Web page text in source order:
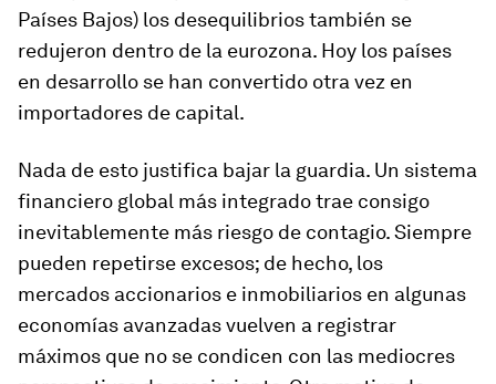
Países Bajos) los desequilibrios también se
redujeron dentro de la eurozona. Hoy los países
en desarrollo se han convertido otra vez en
importadores de capital.
Nada de esto justifica bajar la guardia. Un sistema
financiero global más integrado trae consigo
inevitablemente más riesgo de contagio. Siempre
pueden repetirse excesos; de hecho, los
mercados accionarios e inmobiliarios en algunas
economías avanzadas vuelven a registrar
máximos que no se condicen con las mediocres